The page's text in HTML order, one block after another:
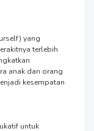
terlebih
anak dan orang
kesempatan